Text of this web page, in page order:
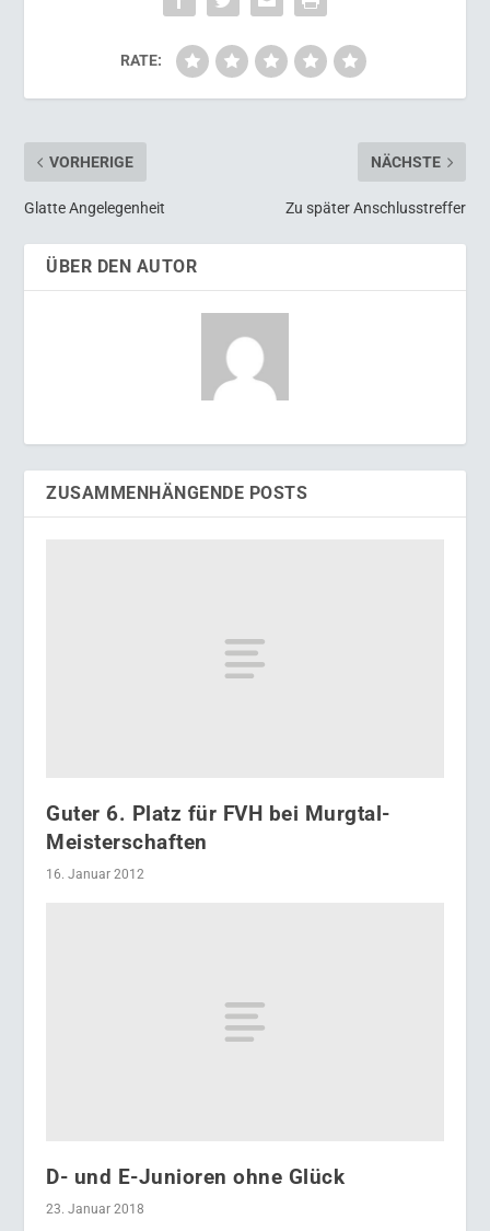
RATE:
VORHERIGE
Glatte Angelegenheit
NÄCHSTE
Zu später Anschlusstreffer
ÜBER DEN AUTOR
ZUSAMMENHÄNGENDE POSTS
Guter 6. Platz für FVH bei Murgtal-
Meisterschaften
16. Januar 2012
D- und E-Junioren ohne Glück
23. Januar 2018